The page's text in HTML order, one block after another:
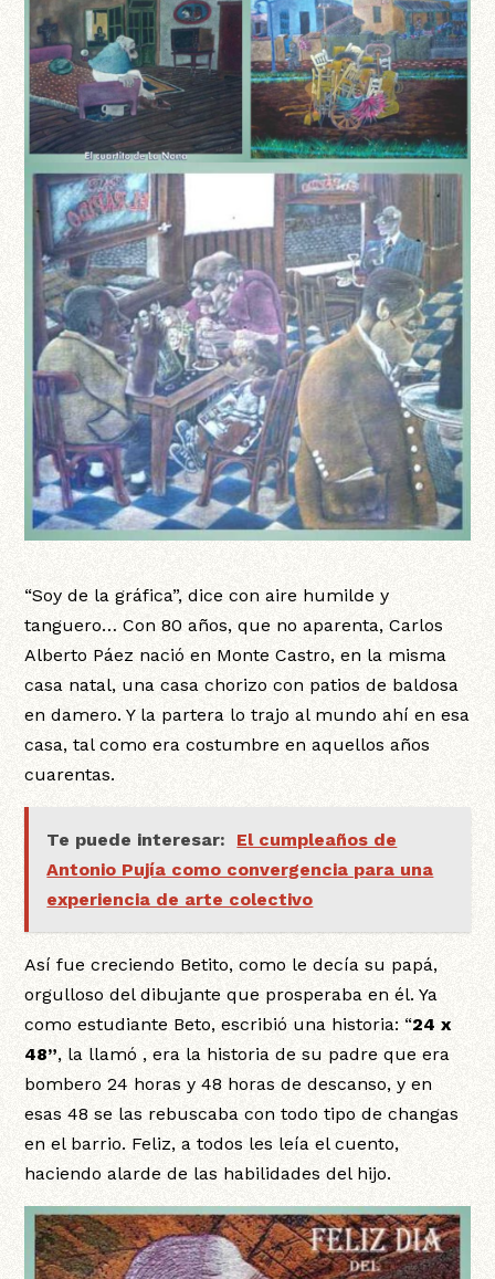
“Soy de la gráfica”, dice con aire humilde y
tanguero… Con 80 años, que no aparenta, Carlos
Alberto Páez nació en Monte Castro, en la misma
casa natal, una casa chorizo con patios de baldosa
en damero. Y la partera lo trajo al mundo ahí en esa
casa, tal como era costumbre en aquellos años
cuarentas.
Te puede interesar:
El cumpleaños de
Antonio Pujía como convergencia para una
experiencia de arte colectivo
Así fue creciendo Betito, como le decía su papá,
orgulloso del dibujante que prosperaba en él. Ya
como estudiante Beto, escribió una historia: “24 x
48”, la llamó , era la historia de su padre que era
bombero 24 horas y 48 horas de descanso, y en
esas 48 se las rebuscaba con todo tipo de changas
en el barrio. Feliz, a todos les leía el cuento,
haciendo alarde de las habilidades del hijo.